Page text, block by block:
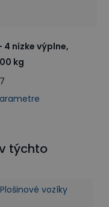
4 nízke výplne,
kg
týchto
Plošinové vozíky